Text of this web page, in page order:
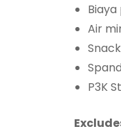
Air
P3K